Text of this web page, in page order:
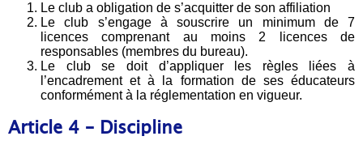
Le club a obligation de s’acquitter de son affiliation
Le club s’engage à souscrire un minimum de 7
licences comprenant au moins 2 licences de
responsables (membres du bureau).
Le club se doit d’appliquer les règles liées à
l’encadrement et à la formation de ses éducateurs
conformément à la réglementation en vigueur.
Article 4 – Discipline